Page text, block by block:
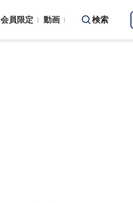
会員限定 動画 検索